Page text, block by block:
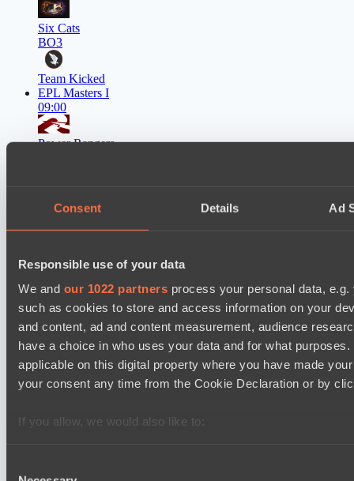
Consent Details Ad
Responsible use of your data
We and our 1022 partners process your personal data,
such as cookies to store and access information on your
and content, ad and content measurement, audience
have a choice in who uses your data and for what
applicable on this digital property where you have made
your consent any time from the Cookie Declaration or by
If you allow, we would also like to:
Six Cats
BO3
Team Kicked
EPL Masters I
09:00
Power Rangers
EPL Masters I
MOUZ
BO3
Level Up
Asgard Championship Season 1
BO3
FTS